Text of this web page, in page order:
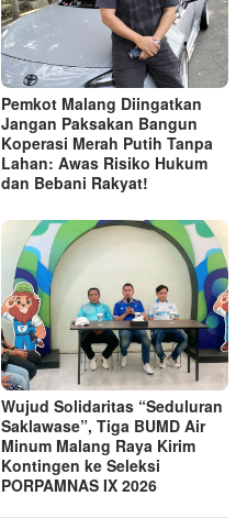
Pemkot Malang Diingatkan
Jangan Paksakan Bangun
Koperasi Merah Putih Tanpa
Lahan: Awas Risiko Hukum
dan Bebani Rakyat!
Wujud Solidaritas “Seduluran
Saklawase”, Tiga BUMD Air
Minum Malang Raya Kirim
Kontingen ke Seleksi
PORPAMNAS IX 2026